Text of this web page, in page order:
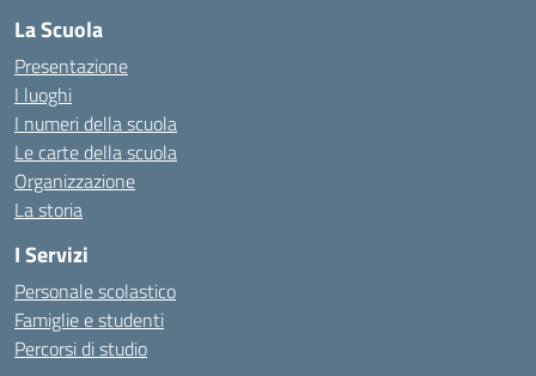
La Scuola
Presentazione
I luoghi
I numeri della scuola
Le carte della scuola
Organizzazione
La storia
I Servizi
Personale scolastico
Famiglie e studenti
Percorsi di studio